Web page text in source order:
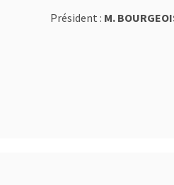
Président : M.